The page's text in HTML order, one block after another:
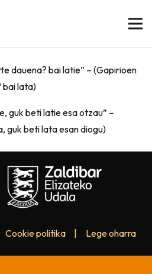
dauena? bai latie” – (Gapirioen
bai lata)
guk beti latie esa otzau” –
guk beti lata esan diogu)
Cookie politika Lege oharra